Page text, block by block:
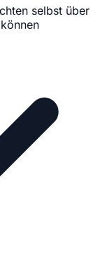
selbst über